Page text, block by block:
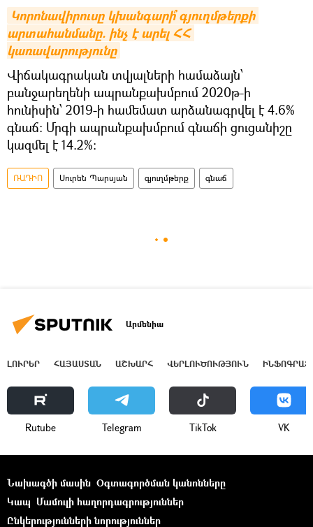
Կորոնավիրուսը կխանգարի՞ գյուղմթերքի
արտահանմանը. ինչ է արել ՀՀ
կառավարությունը
Վիճակագրական տվյալների համաձայն՝
բանջարեղենի ապրանքախմբում 2020թ-ի
հունիսին՝ 2019-ի համեմատ արձանագրվել է 4.6%
գնաճ։ Մրգի ապրանքախմբում գնաճի ցուցանիշը
կազմել է 14.2%:
ՌԱԴԻՈ Սուրեն Պարսյան գյուղմթերք գնաճ
Արմենիա
ԼՈՒՐԵՐ ՀԱՅԱՍՏԱՆ ԱՇԽԱՐՀ ՎԵՐԼՈՒԾՈՒԹՅՈՒՆ
Rutube Telegram ТikТоk VK
Նախագծի մասին Օգտագործման կանոնները
Կապ Մամուլի հաղորդագրություններ
Ընկերությունների նորություններ